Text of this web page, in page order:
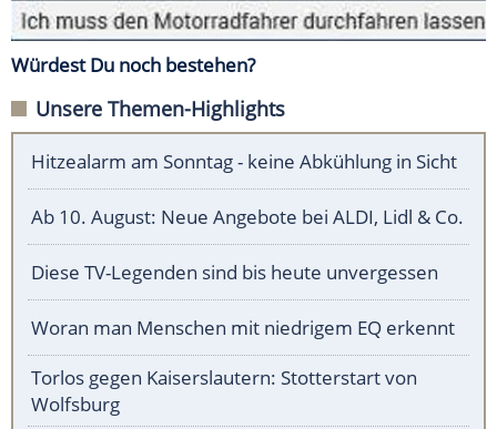
Würdest Du noch bestehen?
Unsere Themen-Highlights
Hitzealarm am Sonntag - keine Abkühlung in Sicht
Ab 10. August: Neue Angebote bei ALDI, Lidl & Co.
Diese TV-Legenden sind bis heute unvergessen
Woran man Menschen mit niedrigem EQ erkennt
Torlos gegen Kaiserslautern: Stotterstart von
Wolfsburg